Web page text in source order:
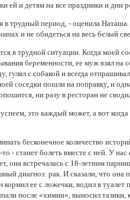
ей и детям на все праздники и дни
трудный период, - оценила
и не обидеться на весь белый
в трудной ситуации. Когда моей
беременности, ее муж взял на
гулял с собакой и всегда
соседки пошли на поправку, и
ни разу в ресторан не
это каждый может, а вот
бесконечное количество
то - станет болеть вместе с ней. У
она встречалась с 18-летним
диагноз: рак. И сказали, что
кормил ее с ложечки, водил в туалет
после «химии», выносил тазики,